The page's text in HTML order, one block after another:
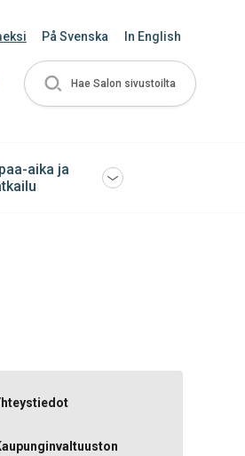
På Svenska In English
Hae Salon sivustoilta
aika ja
Avaa